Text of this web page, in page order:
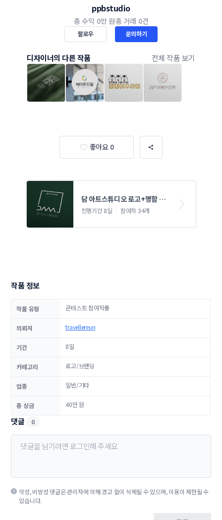
ppbstudio
총 수익 0만 원총 거래 0건
팔로우 문의하기
디자이너의 다른 작품 전체 작품 보기
좋아요 0
담 아트스튜디오 로고+명함 디
자인
진행기간 8일 참여작 34개
작품 정보
작품 유형 콘테스트 참여작품
의뢰자 travellereun
기간 8일
카테고리 로고/브랜딩
업종 일반/기타
총 상금 40만 원
댓글 0
악성, 비방성 댓글은 관리자에 의해 경고 없이 삭제될 수 있으며, 이용이 제한될 수
있습니다.